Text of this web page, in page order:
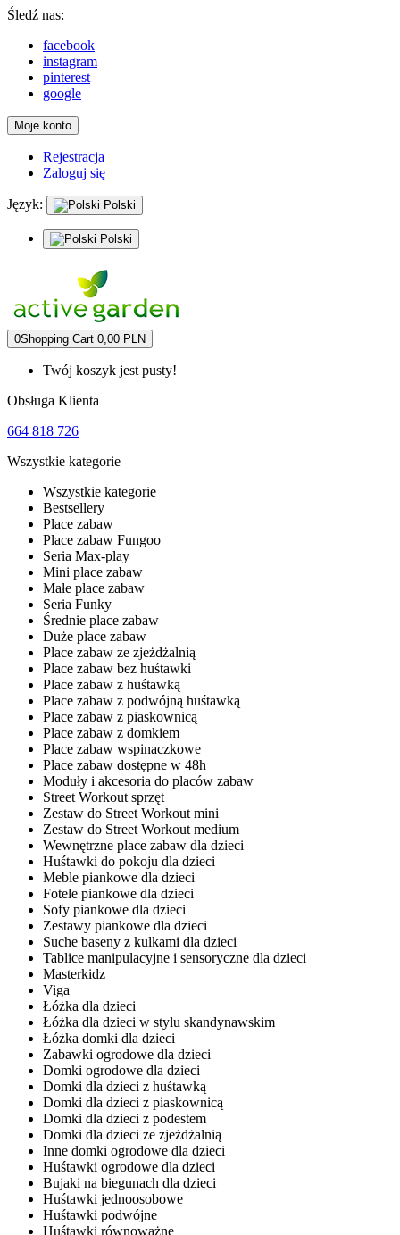
Śledź nas:
facebook
instagram
pinterest
google
Moje konto
Rejestracja
Zaloguj się
Język: Polski
Polski
0Shopping Cart 0,00 PLN
Twój koszyk jest pusty!
Obsługa Klienta
664 818 726
Wszystkie kategorie
Wszystkie kategorie
Bestsellery
Place zabaw
Place zabaw Fungoo
Seria Max-play
Mini place zabaw
Małe place zabaw
Seria Funky
Średnie place zabaw
Duże place zabaw
Place zabaw ze zjeżdżalnią
Place zabaw bez huśtawki
Place zabaw z huśtawką
Place zabaw z podwójną huśtawką
Place zabaw z piaskownicą
Place zabaw z domkiem
Place zabaw wspinaczkowe
Place zabaw dostępne w 48h
Moduły i akcesoria do placów zabaw
Street Workout sprzęt
Zestaw do Street Workout mini
Zestaw do Street Workout medium
Wewnętrzne place zabaw dla dzieci
Huśtawki do pokoju dla dzieci
Meble piankowe dla dzieci
Fotele piankowe dla dzieci
Sofy piankowe dla dzieci
Zestawy piankowe dla dzieci
Suche baseny z kulkami dla dzieci
Tablice manipulacyjne i sensoryczne dla dzieci
Masterkidz
Viga
Łóżka dla dzieci
Łóżka dla dzieci w stylu skandynawskim
Łóżka domki dla dzieci
Zabawki ogrodowe dla dzieci
Domki ogrodowe dla dzieci
Domki dla dzieci z huśtawką
Domki dla dzieci z piaskownicą
Domki dla dzieci z podestem
Domki dla dzieci ze zjeżdżalnią
Inne domki ogrodowe dla dzieci
Huśtawki ogrodowe dla dzieci
Bujaki na biegunach dla dzieci
Huśtawki jednoosobowe
Huśtawki podwójne
Huśtawki równoważne